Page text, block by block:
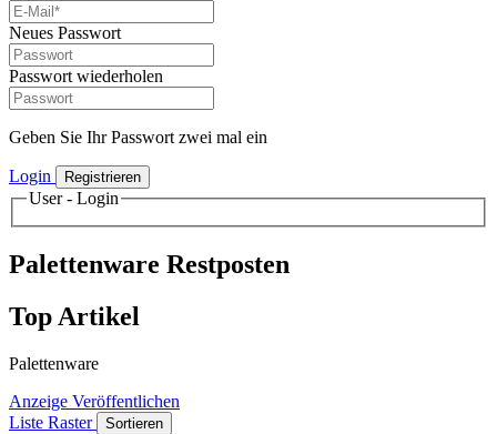
Neues Passwort
Passwort wiederholen
Geben Sie Ihr Passwort zwei mal ein
Login Registrieren
User - Login
Palettenware Restposten
Top Artikel
Palettenware
Anzeige Veröffentlichen
Liste Raster Sortieren